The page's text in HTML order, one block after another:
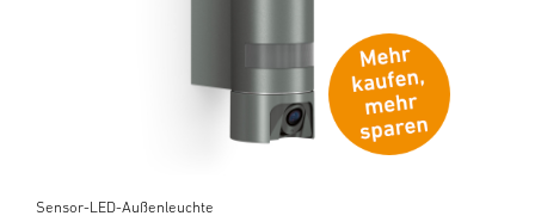
Sensor-LED-Außenleuchte